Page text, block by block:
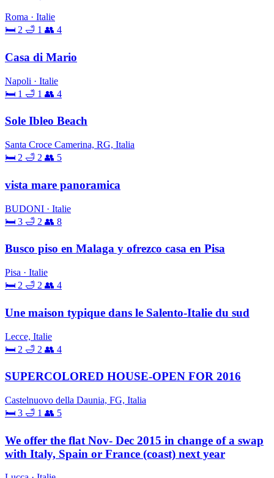
Roma · Italie
🛏 2 🛁 1 👥 4
Casa di Mario
Napoli · Italie
🛏 1 🛁 1 👥 4
Sole Ibleo Beach
Santa Croce Camerina, RG, Italia
🛏 2 🛁 2 👥 5
vista mare panoramica
BUDONI · Italie
🛏 3 🛁 2 👥 8
Busco piso en Malaga y ofrezco casa en Pisa
Pisa · Italie
🛏 2 🛁 2 👥 4
Une maison typique dans le Salento-Italie du sud
Lecce, Italie
🛏 2 🛁 2 👥 4
SUPERCOLORED HOUSE-OPEN FOR 2016
Castelnuovo della Daunia, FG, Italia
🛏 3 🛁 1 👥 5
We offer the flat Nov- Dec 2015 in change of a swap
with Italy, Spain or France (coast) next year